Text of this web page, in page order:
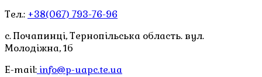
Тел.: +38(067) 793-76-96
с. Почапинці, Тернопільська область. вул.
Молодіжна, 1б
E-mail: info@p-uapc.te.ua